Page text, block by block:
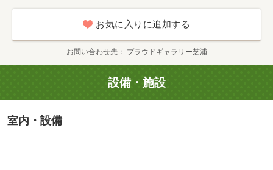
お気に入りに追加する
お問い合わせ先 プラウドギャラリー芝浦
設備・施設
室内・設備